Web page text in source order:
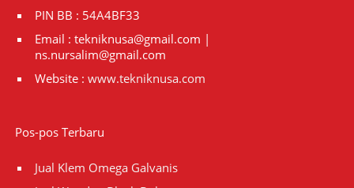
PIN BB : 54A4BF33
Email : tekniknusa@gmail.com |
ns.nursalim@gmail.com
Website : www.tekniknusa.com
Pos-pos Terbaru
Jual Klem Omega Galvanis